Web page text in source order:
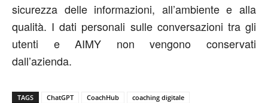
sicurezza delle informazioni, all’ambiente e alla
qualità. I dati personali sulle conversazioni tra gli
utenti e AIMY non vengono conservati
dall’azienda.
TAGS ChatGPT CoachHub
coaching digitale